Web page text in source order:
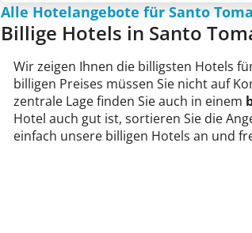
Alle Hotelangebote für Santo
Billige Hotels in Santo
Wir zeigen Ihnen die billigsten Hotels
billigen Preises müssen Sie nicht auf
zentrale Lage finden Sie auch in einem
Hotel auch gut ist, sortieren Sie die
einfach unsere billigen Hotels an und